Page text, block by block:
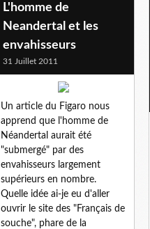
L'homme de
Neandertal et les
envahisseurs
31 Juillet 2011
Un article du Figaro nous
apprend que l'homme de
Néandertal aurait été
"submergé" par des
envahisseurs largement
supérieurs en nombre.
Quelle idée ai-je eu d'aller
ouvrir le site des "Français de
souche", phare de la